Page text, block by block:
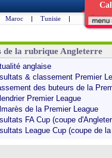
Maroc | Tunisie |
de la rubrique Angleterre
anglaise
& classement Premier
des buteurs de la
Premier League
de la Premier League
FA Cup (coupe
League Cup (coupe de